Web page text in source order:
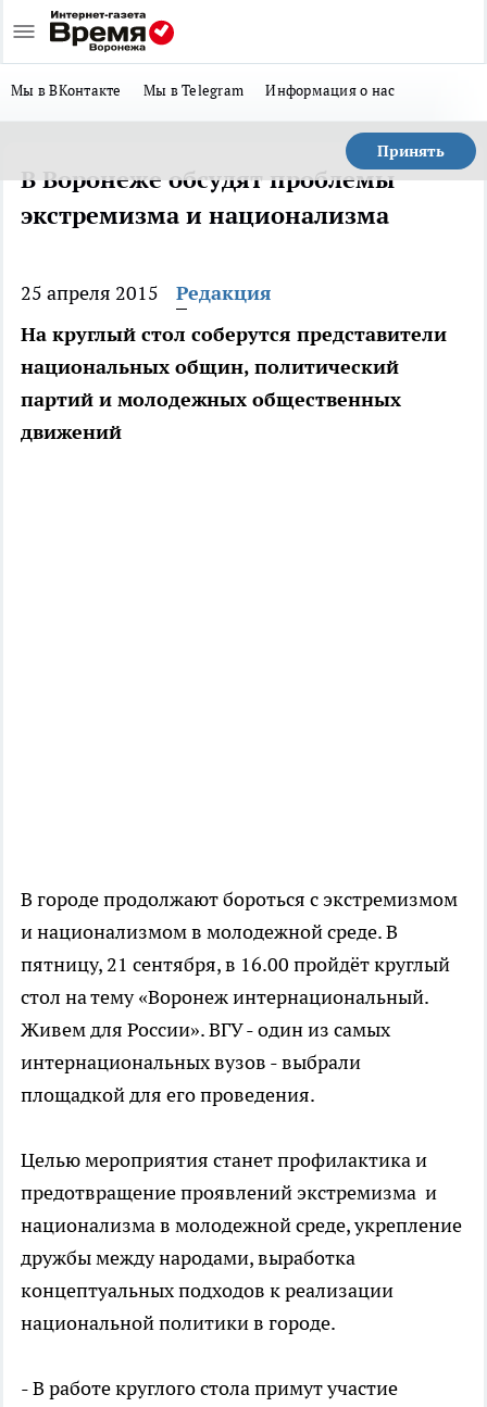
Мы в ВКонтакте Мы в Telegram Информация о нас
Принять
В Воронеже обсудят проблемы
экстремизма и национализма
25 апреля 2015
Редакция
На круглый стол соберутся представители
национальных общин, политический
партий и молодежных общественных
движений
В городе продолжают бороться с экстремизмом
и национализмом в молодежной среде. В
пятницу, 21 сентября, в 16.00 пройдёт круглый
стол на тему «Воронеж интернациональный.
Живем для России». ВГУ - один из самых
интернациональных вузов - выбрали
площадкой для его проведения.
Целью мероприятия станет профилактика и
предотвращение проявлений экстремизма и
национализма в молодежной среде, укрепление
дружбы между народами, выработка
концептуальных подходов к реализации
национальной политики в городе.
- В работе круглого стола примут участие